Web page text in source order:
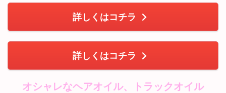
b
o
k
er e
st
詳しくはコチラ
詳しくはコチラ
オシャレなヘアオイル、トラックオイル